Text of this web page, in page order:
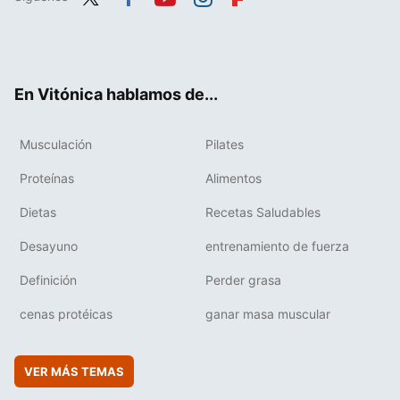
En Vitónica hablamos de...
Musculación Pilates
Proteínas Alimentos
Dietas Recetas Saludables
Desayuno entrenamiento de fuerza
Definición Perder grasa
cenas protéicas ganar masa muscular
VER MÁS TEMAS